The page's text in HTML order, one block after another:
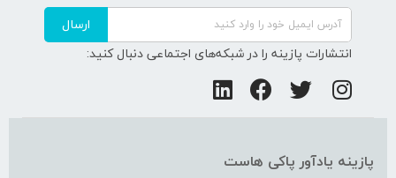
ارسال
انتشارات پازینه را در شبکه‌های اجتماعی دنبال کنید:
پازینه یادآور پاکی هاست